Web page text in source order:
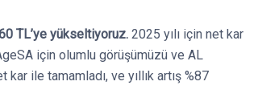
TL’ye yükseltiyoruz. 2025 yılı için net kar
için olumlu görüşümüzü ve AL
ile tamamladı, ve yıllık artış %87